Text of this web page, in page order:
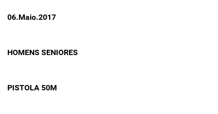
06.Maio.2017
HOMENS SENIORES
PISTOLA 50M